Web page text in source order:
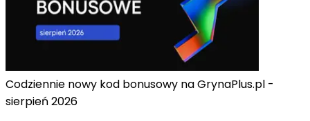
Codziennie nowy kod bonusowy na GrynaPlus.pl -
sierpień 2026